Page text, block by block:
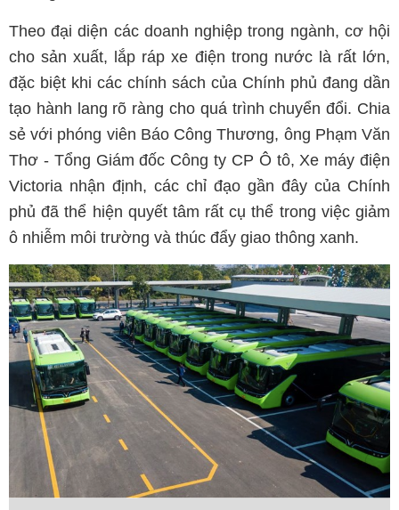
Theo đại diện các doanh nghiệp trong ngành, cơ hội
cho sản xuất, lắp ráp xe điện trong nước là rất lớn,
đặc biệt khi các chính sách của Chính phủ đang dần
tạo hành lang rõ ràng cho quá trình chuyển đổi. Chia
sẻ với phóng viên Báo Công Thương, ông Phạm Văn
Thơ - Tổng Giám đốc Công ty CP Ô tô, Xe máy điện
Victoria nhận định, các chỉ đạo gần đây của Chính
phủ đã thể hiện quyết tâm rất cụ thể trong việc giảm
ô nhiễm môi trường và thúc đẩy giao thông xanh.